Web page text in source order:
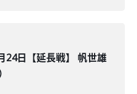
24日【延長戦】 帆世雄